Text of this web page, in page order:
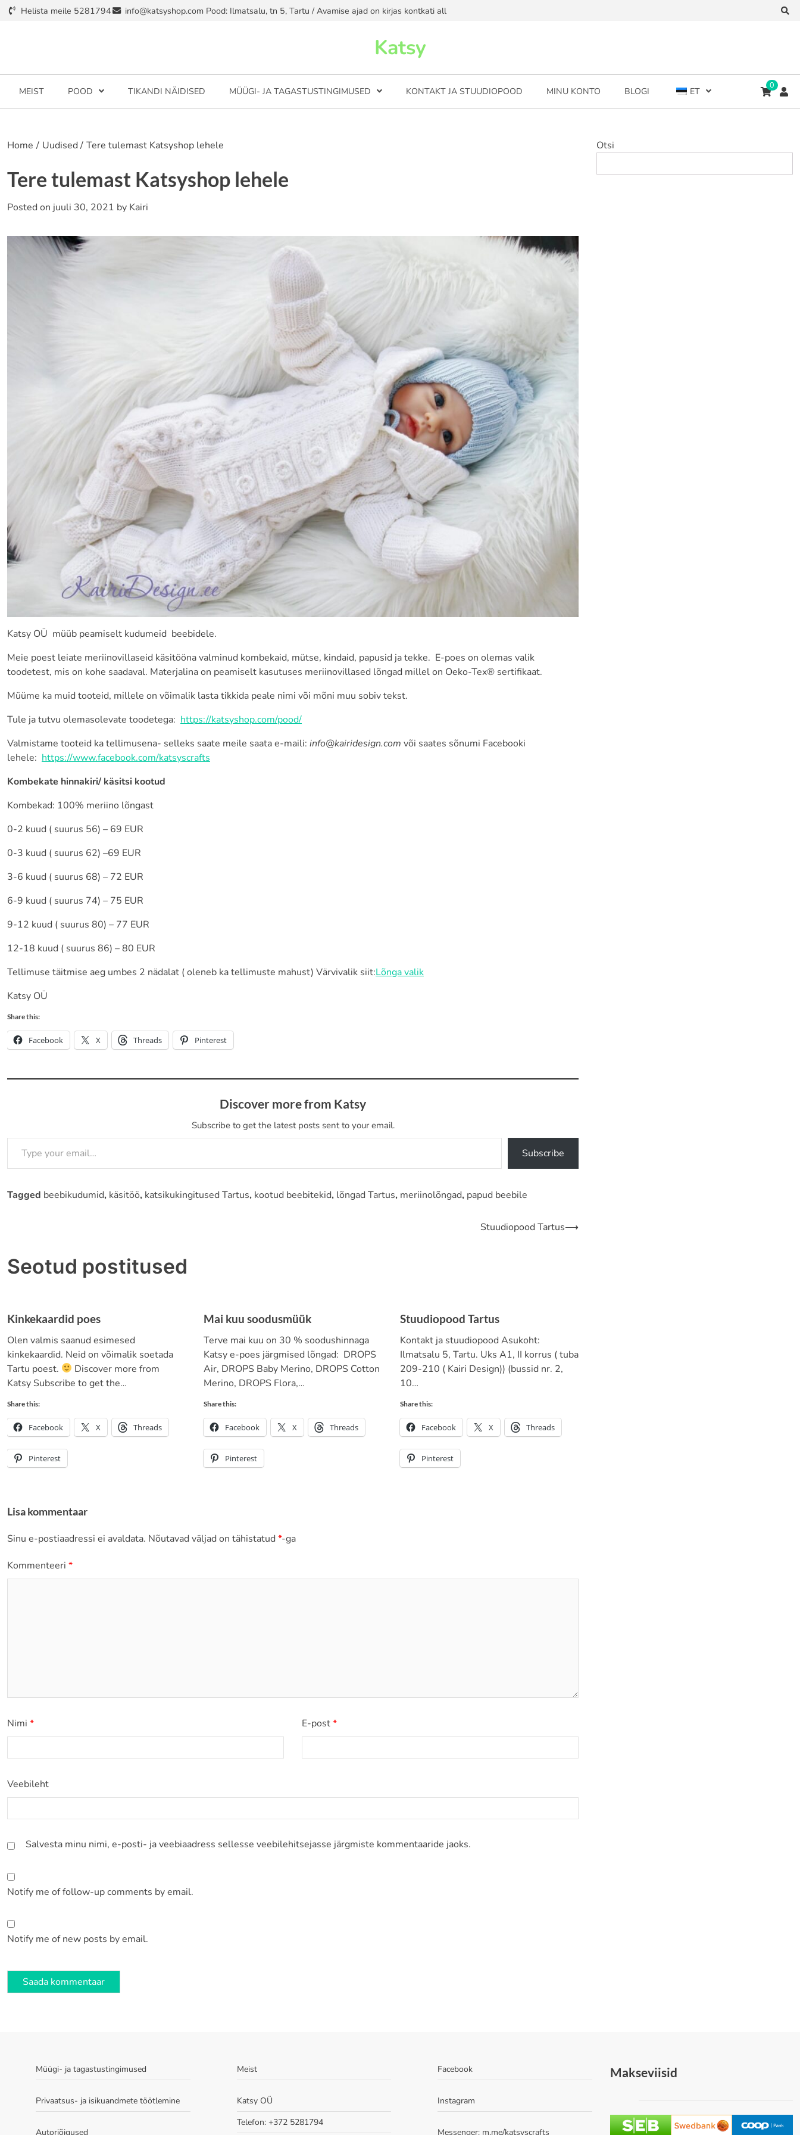
Skip Helista meile 5281794 info@katsyshop.com Pood: Ilmatsalu, tn 5, Tartu / Avamise ajad on kirjas kontkati all
Katsy
MEIST POOD TIKANDI NÄIDISED MÜÜGI- JA TAGASTUSTINGIMUSED KONTAKT JA STUUDIOPOOD MINU KONTO BLOGI ET
0
Home Uudised Tere tulemast Katsyshop lehele
Tere tulemast Katsyshop lehele
Posted on juuli 30, 2021 by Kairi
Katsy OÜ müüb peamiselt kudumeid beebidele.
Meie poest leiate meriinovillaseid käsitööna valminud kombekaid, mütse, kindaid, papusid ja tekke. E-poes on olemas valik
toodetest, mis on kohe saadaval. Materjalina on peamiselt kasutuses meriinovillased lõngad millel on Oeko-Tex® sertifikaat.
Müüme ka muid tooteid, millele on võimalik lasta tikkida peale nimi või mõni muu sobiv tekst.
Tule ja tutvu olemasolevate toodetega: https://katsyshop.com/pood/
Valmistame tooteid ka tellimusena- selleks saate meile saata e-maili: info@kairidesign.com või saates sõnumi Facebooki
lehele: https://www.facebook.com/katsyscrafts
Kombekate hinnakiri/ käsitsi kootud
Kombekad: 100% meriino lõngast
0-2 kuud ( suurus 56) – 69 EUR
0-3 kuud ( suurus 62) –69 EUR
3-6 kuud ( suurus 68) – 72 EUR
6-9 kuud ( suurus 74) – 75 EUR
9-12 kuud ( suurus 80) – 77 EUR
12-18 kuud ( suurus 86) – 80 EUR
Tellimuse täitmise aeg umbes 2 nädalat ( oleneb ka tellimuste mahust) Värvivalik siit:Lõnga valik
Katsy OÜ
Share this:
Facebook X Threads Pinterest
Discover more from Katsy
Subscribe to get the latest posts sent to your email.
Type your email…
Subscribe
Tagged beebikudumid, käsitöö, katsikukingitused Tartus, kootud beebitekid, lõngad Tartus, meriinolõngad, papud beebile
Stuudiopood Tartus⟶
Seotud postitused
Kinkekaardid poes
Olen valmis saanud esimesed
kinkekaardid. Neid on võimalik soetada
Tartu poest.
Discover more from
Katsy Subscribe to get the…
Share this:
Facebook X Threads
Pinterest
Mai kuu soodusmüük
Terve mai kuu on 30 % soodushinnaga
Katsy e-poes järgmised lõngad: DROPS
Air, DROPS Baby Merino, DROPS Cotton
Merino, DROPS Flora,…
Share this:
Facebook X Threads
Pinterest
Stuudiopood Tartus
Kontakt ja stuudiopood Asukoht:
Ilmatsalu 5, Tartu. Uks A1, II korrus ( tuba
209-210 ( Kairi Design)) (bussid nr. 2,
10…
Share this:
Facebook X Threads
Pinterest
Lisa kommentaar
Sinu e-postiaadressi ei avaldata. Nõutavad väljad on tähistatud*-ga
Kommenteeri *
Nimi * E-post*
Veebileht
Salvesta minu nimi, e-posti- ja veebiaadress sellesse veebilehitsejasse järgmiste kommentaaride jaoks.
Notify me of follow-up comments by email.
Notify me of new posts by email.
Otsi
Müügi- ja tagastustingimused
Privaatsus- ja isikuandmete töötlemine
Autoriõigused
Meist
Katsy OÜ
Telefon: +372 5281794
Facebook
Instagram
Messenger: m.me/katsyscrafts
Makseviisid